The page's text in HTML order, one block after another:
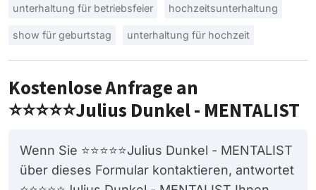
unterhaltung für betriebsfeier hochzeitsunterhaltung
show für geburtstag unterhaltung für hochzeit
Kostenlose Anfrage an
⭐️⭐️⭐️⭐️⭐️Julius Dunkel - MENTALIST
Wenn Sie ⭐️⭐️⭐️⭐️⭐️Julius Dunkel - MENTALIST
über dieses Formular kontaktieren, antwortet